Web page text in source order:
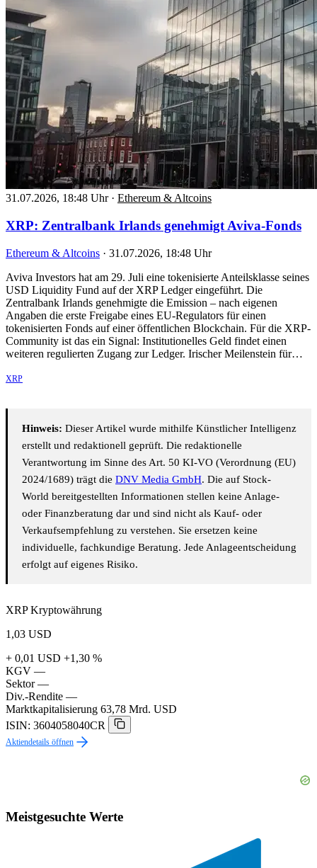
31.07.2026, 18:48 Uhr · Ethereum & Altcoins
XRP: Zentralbank Irlands genehmigt Aviva-Fonds
Ethereum & Altcoins · 31.07.2026, 18:48 Uhr
Aviva Investors hat am 29. Juli eine tokenisierte Anteilsklasse seines
USD Liquidity Fund auf der XRP Ledger eingeführt. Die
Zentralbank Irlands genehmigte die Emission – nach eigenen
Angaben die erste Freigabe eines EU-Regulators für einen
tokenisierten Fonds auf einer öffentlichen Blockchain. Für die XRP-
Community ist das ein Signal: Institutionelles Geld findet einen
weiteren regulierten Zugang zur Ledger. Irischer Meilenstein für…
XRP
Hinweis: Dieser Artikel wurde mithilfe Künstlicher Intelligenz
erstellt und redaktionell geprüft. Die redaktionelle
Verantwortung im Sinne des Art. 50 KI-VO (Verordnung (EU)
2024/1689) trägt die DNV Media GmbH. Die auf Stock-
World bereitgestellten Informationen stellen keine Anlage-
oder Finanzberatung dar und sind nicht als Kauf- oder
Verkaufsempfehlung zu verstehen. Sie ersetzen keine
individuelle, fachkundige Beratung. Jede Anlageentscheidung
erfolgt auf eigenes Risiko.
XRP Kryptowährung
1,03 USD
+ 0,01 USD +1,30 %
KGV —
Sektor —
Div.-Rendite —
Marktkapitalisierung 63,78 Mrd. USD
ISIN: 3604058040CR
Aktiendetails öffnen
Meistgesuchte Werte